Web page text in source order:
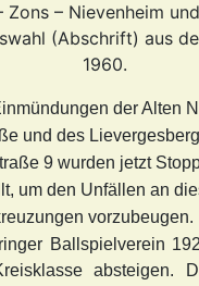
Zons – Nievenheim
(Abschrift) aus
1960.
der Alten
und des
9 wurden jetzt
um den Unfällen an
vorzubeugen.
Ballspielverein
absteigen.